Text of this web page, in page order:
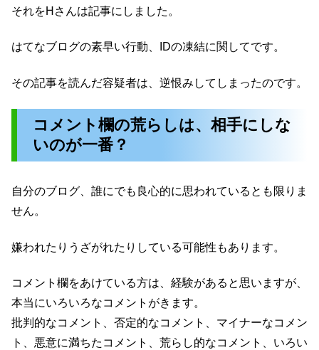
それをHさんは記事にしました。
はてなブログの素早い行動、IDの凍結に関してです。
その記事を読んだ容疑者は、逆恨みしてしまったのです。
コメント欄の荒らしは、相手にしな
いのが一番？
自分のブログ、誰にでも良心的に思われているとも限りま
せん。
嫌われたりうざがれたりしている可能性もあります。
コメント欄をあけている方は、経験があると思いますが、
本当にいろいろなコメントがきます。
批判的なコメント、否定的なコメント、マイナーなコメン
ト、悪意に満ちたコメント、荒らし的なコメント、いろい